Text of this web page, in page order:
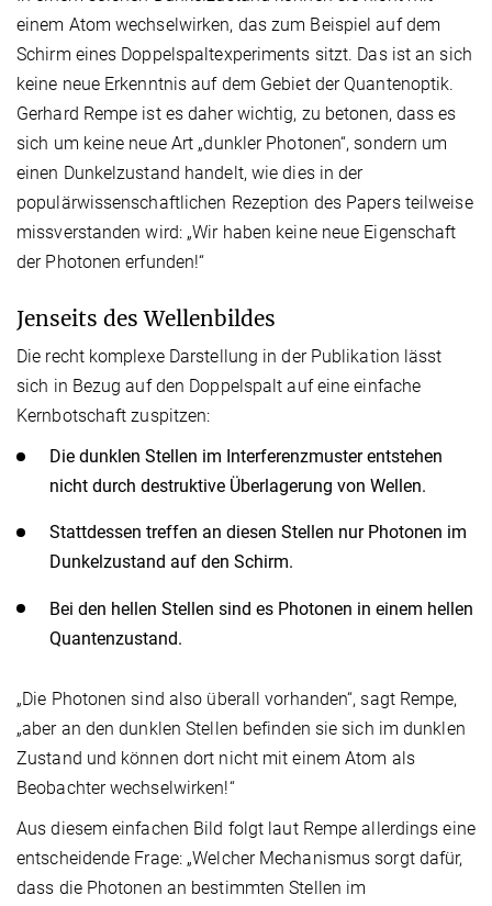
einem Atom wechselwirken, das zum Beispiel auf dem
Schirm eines Doppelspaltexperiments sitzt. Das ist an sich
keine neue Erkenntnis auf dem Gebiet der Quantenoptik.
Gerhard Rempe ist es daher wichtig, zu betonen, dass es
sich um keine neue Art „dunkler Photonen“, sondern um
einen Dunkelzustand handelt, wie dies in der
populärwissenschaftlichen Rezeption des Papers teilweise
missverstanden wird: „Wir haben keine neue Eigenschaft
der Photonen erfunden!“
Jenseits des Wellenbildes
Die recht komplexe Darstellung in der Publikation lässt
sich in Bezug auf den Doppelspalt auf eine einfache
Kernbotschaft zuspitzen:
Die dunklen Stellen im Interferenzmuster entstehen
nicht durch destruktive Überlagerung von Wellen.
Stattdessen treffen an diesen Stellen nur Photonen im
Dunkelzustand auf den Schirm.
Bei den hellen Stellen sind es Photonen in einem hellen
Quantenzustand.
„Die Photonen sind also überall vorhanden“, sagt Rempe,
„aber an den dunklen Stellen befinden sie sich im dunklen
Zustand und können dort nicht mit einem Atom als
Beobachter wechselwirken!“
Aus diesem einfachen Bild folgt laut Rempe allerdings eine
entscheidende Frage: „Welcher Mechanismus sorgt dafür,
dass die Photonen an bestimmten Stellen im